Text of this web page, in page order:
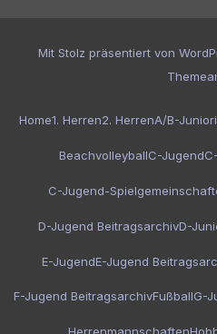
Mit Stolz präsentiert von
Home1. Herren2. HerrenA/B-
BeachvolleyballC-Jugend
C-Jugend-
D-Jugend BeitragsarchivD-
E-JugendE-Jugend
F-Jugend BeitragsarchivFußballG-